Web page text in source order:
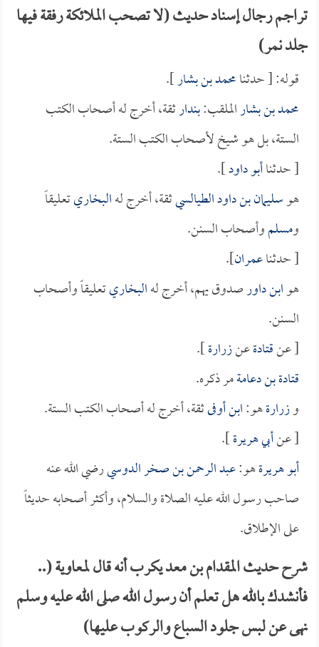
تراجم رجال إسناد حديث (لا تصحب الملائكة رفقة فيها
جلد نمر)
قوله: [ حدثنامحمد بن بشار].
محمد بن بشارالملقب:بندارثقة، أخرج له أصحاب الكتب
الستة، بل هو شيخ لأصحاب الكتب الستة.
[ حدثناأبو داود].
هوسليمان بن داود الطيالسيثقة، أخرج لهالبخاريتعليقاً
ومسلموأصحاب السنن.
[ حدثناعمران].
هوابن داورصدوق يهم، أخرج لهالبخاريتعليقاً وأصحاب
السنن.
[ عنقتادةعنزرارة].
قتادة بن دعامةمر ذكره.
وزرارةهو:ابن أوفىثقة، أخرج له أصحاب الكتب الستة.
[ عنأبي هريرة].
أبو هريرةهو:عبد الرحمن بن صخر الدوسيرضي الله عنه
صاحب رسول الله عليه الصلاة والسلام، وأكثر أصحابه حديثاً
على الإطلاق.
شرح حديث المقدام بن معد يكرب أنه قال لمعاوية (..
فأنشدك بالله هل تعلم أن رسول الله صلى الله عليه وسلم
نهى عن لبس جلود السباع والركوب عليها)